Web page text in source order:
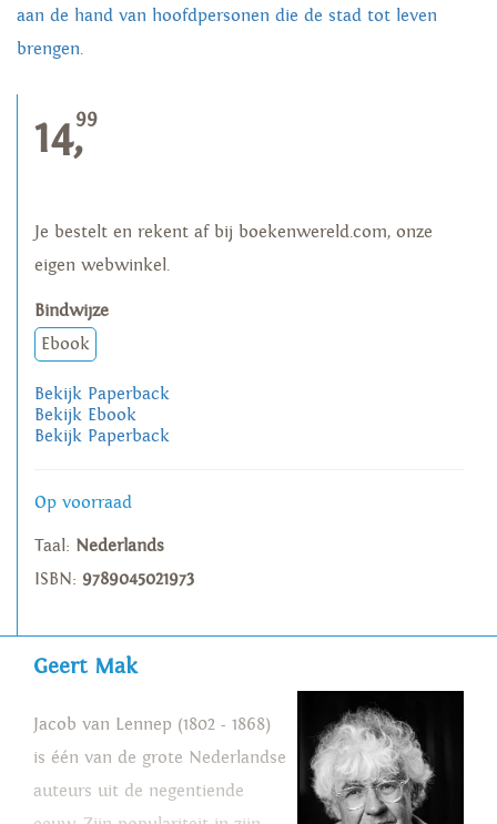
aan de hand van hoofdpersonen die de stad tot leven
brengen.
14,99
Je bestelt en rekent af bij boekenwereld.com, onze
eigen webwinkel.
Bindwijze
Ebook
Bekijk Paperback
Bekijk Ebook
Bekijk Paperback
Op voorraad
Taal: Nederlands
ISBN: 9789045021973
Geert Mak
Jacob van Lennep (1802 - 1868)
is één van de grote Nederlandse
auteurs uit de negentiende